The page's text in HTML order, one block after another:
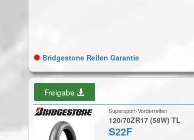
Bridgestone Reifen Garantie
Freigabe
Supersport-Vorderreifen
120/70ZR17 (58W) TL
S22F